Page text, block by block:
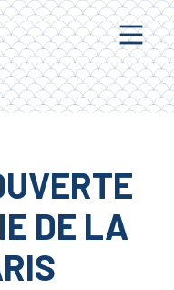
DE LA